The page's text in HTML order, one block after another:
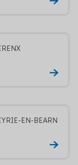
EN-BEARN